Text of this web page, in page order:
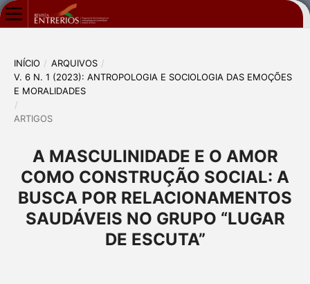
INÍCIO / ARQUIVOS /
V. 6 N. 1 (2023): ANTROPOLOGIA E SOCIOLOGIA DAS EMOÇÕES
E MORALIDADES
/
ARTIGOS
A MASCULINIDADE E O AMOR
COMO CONSTRUÇÃO SOCIAL: A
BUSCA POR RELACIONAMENTOS
SAUDÁVEIS NO GRUPO “LUGAR
DE ESCUTA”